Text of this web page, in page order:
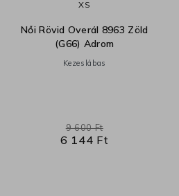
XS
Női Rövid Overál 8963 Zöld
(G66) Adrom
Kezeslábas
6 144 Ft
9 600 Ft